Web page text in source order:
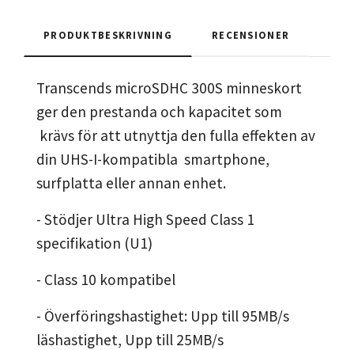
PRODUKTBESKRIVNING RECENSIONER
Transcends microSDHC 300S minneskort
ger den prestanda och kapacitet som
krävs för att utnyttja den fulla effekten av
din UHS-I-kompatibla smartphone,
surfplatta eller annan enhet.
- Stödjer Ultra High Speed Class 1
specifikation (U1)
- Class 10 kompatibel
- Överföringshastighet: Upp till 95MB/s
läshastighet, Upp till 25MB/s